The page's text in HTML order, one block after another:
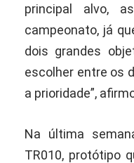
principal alvo,
campeonato, já
dois grandes
escolher entre os
a prioridade”,
Na última
TR010, protótipo